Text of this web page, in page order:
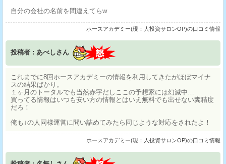
自分の会社の名前を間違えてらw
ホースアカデミー(現：人投資サロンOP)の口コミ情報
投稿者 : あべしさん
これまでに8回ホースアカデミーの情報を利用してきたがほぼマイナ
スの結果ばかり。
１ヶ月のトータルでも当然赤字だしここの予想家には幻滅中…
買ってる情報はいつも安い方の情報とはいえ無料でも出せない糞精度
だろ！
俺も↓の人同様運営に問い詰めてみたら同じような対応をされたよ！
ホースアカデミー(現：人投資サロンOP)の口コミ情報